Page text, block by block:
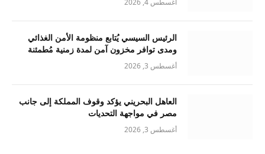
أغسطس 4, 2026
الرئيس السيسي يُتابع منظومة الأمن الغذائي
ومدى توافر مخزون آمن لمدة زمنية مُطمئنة
أغسطس 3, 2026
العاهل البحريني يؤكد وقوف المملكة إلى جانب
مصر في مواجهة التحديات
أغسطس 3, 2026